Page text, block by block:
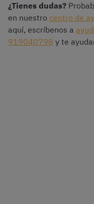
¿Tienes dudas?
en nuestro centro de
aquí, escríbenos a
919040798 y te